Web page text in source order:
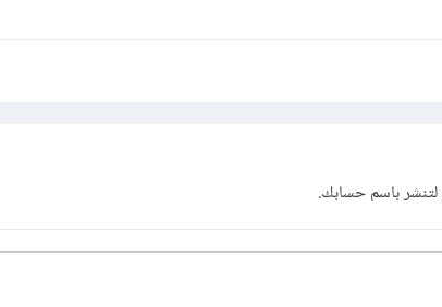
لتنشر باسم حسابك.